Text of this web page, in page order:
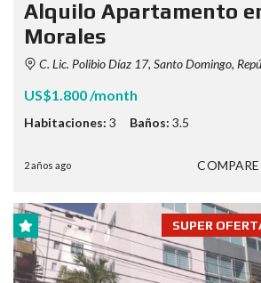
Alquilo Apartamento
Morales
C. Lic. Polibio Díaz 17, Santo Domingo,
US$1.800 /month
Habitaciones: 3 Baños: 3.5
2 años ago COMPARE
SUPER